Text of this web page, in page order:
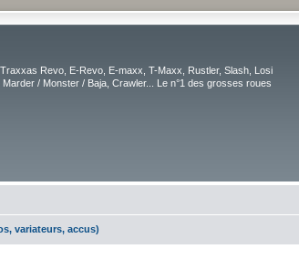
Revo, E-Revo, E-maxx, T-Maxx, Rustler, Slash, Losi
/ Monster / Baja, Crawler... Le n°1 des grosses roues
variateurs, accus)